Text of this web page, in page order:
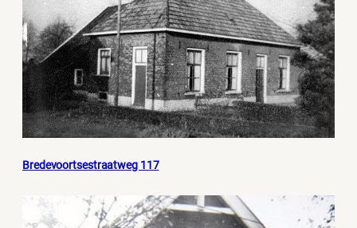
Bredevoortsestraatweg 117